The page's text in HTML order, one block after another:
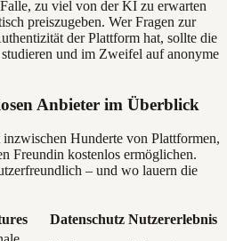
zu viel von der KI zu erwarten
preiszugeben. Wer Fragen zur
der Plattform hat, sollte die
und im Zweifel auf anonyme
Anbieter im Überblick
Hunderte von Plattformen,
Freundin kostenlos ermöglichen.
– und wo lauern die
Datenschutz Nutzererlebnis